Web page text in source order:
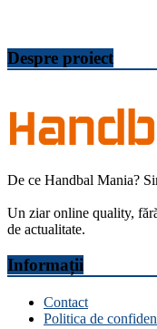
Despre proiect
De ce Handbal Mania?
Un ziar online quality,
de actualitate.
Informații
Contact
Politica de